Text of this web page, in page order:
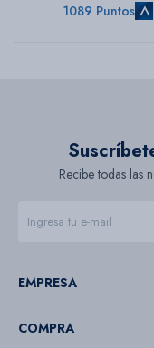
1089 Puntos
Recibe todas las
EMPRESA
COMPRA